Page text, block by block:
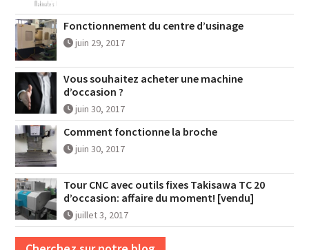
Fonctionnement du centre d’usinage
juin 29, 2017
Vous souhaitez acheter une machine
d’occasion ?
juin 30, 2017
Comment fonctionne la broche
juin 30, 2017
Tour CNC avec outils fixes Takisawa TC 20
d’occasion: affaire du moment! [vendu]
juillet 3, 2017